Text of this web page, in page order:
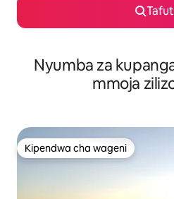
Nyumba za
mmoja
Kipendwa cha wageni
Kipendwa cha wageni